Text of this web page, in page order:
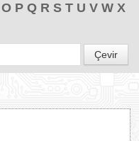
TƏDBİRLƏR
PROQRAMLAR
O P Q R S T U V W X
Çevir